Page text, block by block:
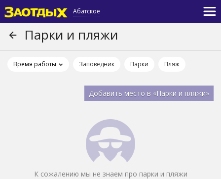
Абатское
Парки и пляжи
Время работы Заповедник Парки Пляж
Добавить место в «Парки и пляжи»
К сожалению мы не знаем про парки и пляжи